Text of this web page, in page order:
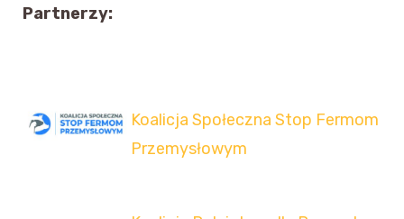
Partnerzy:
Koalicja Społeczna Stop Fermom
Przemysłowym